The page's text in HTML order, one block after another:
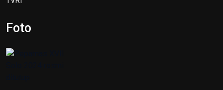
Foto